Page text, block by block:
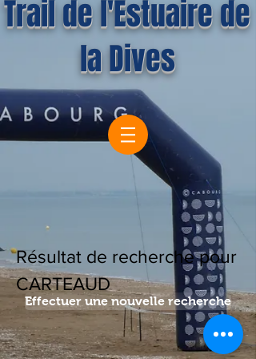
Trail de l'Estuaire de
la Dives
Résultat de recherche pour
CARTEAUD
Effectuer une nouvelle recherche